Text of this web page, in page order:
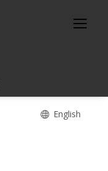
English